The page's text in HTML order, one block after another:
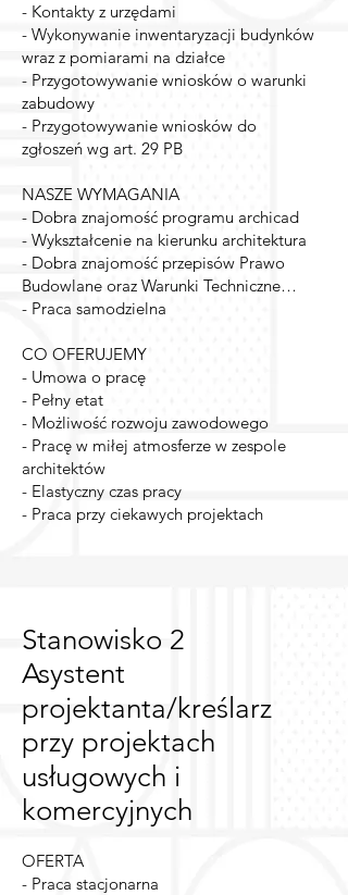
- Kontakty z urzędami
- Wykonywanie inwentaryzacji budynków
wraz z pomiarami na działce
- Przygotowywanie wniosków o warunki
zabudowy
- Przygotowywanie wniosków do
zgłoszeń wg art. 29 PB
NASZE WYMAGANIA
- Dobra znajomość programu archicad
- Wykształcenie na kierunku architektura
- Dobra znajomość przepisów Prawo
Budowlane oraz Warunki Techniczne…
- Praca samodzielna
CO OFERUJEMY
- Umowa o pracę
- Pełny etat
- Możliwość rozwoju zawodowego
- Pracę w miłej atmosferze w zespole
architektów
- Elastyczny czas pracy
- Praca przy ciekawych projektach
Stanowisko 2
Asystent
projektanta/kreślarz
przy projektach
usługowych i
komercyjnych
OFERTA
- Praca stacjonarna